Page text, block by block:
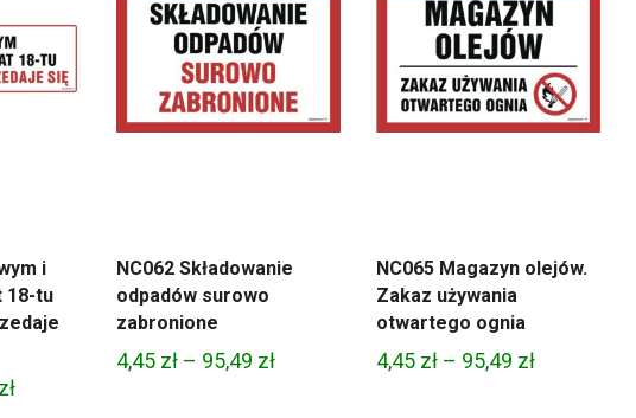
i
18-tu
złZakres
NC062 Składowanie
odpadów surowo
zabronione
4,45 zł – 95,49 złZakres
NC065 Magazyn olejów.
Zakaz używania
otwartego ognia
4,45 zł – 95,49 złZakres